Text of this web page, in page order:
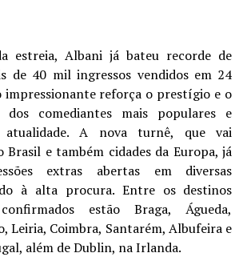
estreia, Albani já bateu recorde de
de 40 mil ingressos vendidos em 24
impressionante reforça o prestígio e o
comediantes mais populares e
atualidade. A nova turnê, que vai
e também cidades da Europa, já
extras abertas em diversas
à alta procura. Entre os destinos
estão Braga, Águeda,
Leiria, Coimbra, Santarém, Albufeira e
além de Dublin, na Irlanda.